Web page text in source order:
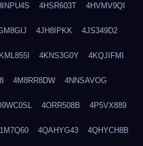
4HSR603T 4HVMV9QI
4JH8IPKK 4JS349D2
4KNS3G0Y 4KQJIFMI
4M8RR8DW 4NNSAVOG
4ORR508B 4P5VX889
4QAHYG43 4QHYCH8B